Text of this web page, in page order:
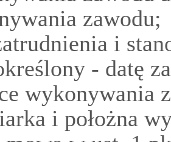
zawodu;
i
- datę
wykonywania
i położna